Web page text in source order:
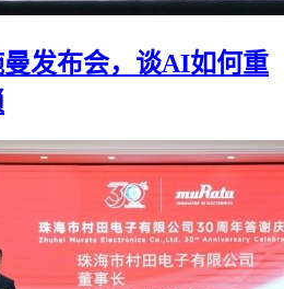
发布会，谈AI如何重